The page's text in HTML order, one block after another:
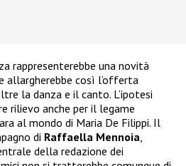
rappresenterebbe una novità
allargherebbe così l’offerta
la danza e il canto. L’ipotesi
rilievo anche per il legame
al mondo di Maria De Filippi. Il
di Raffaella Mennoia,
della redazione dei